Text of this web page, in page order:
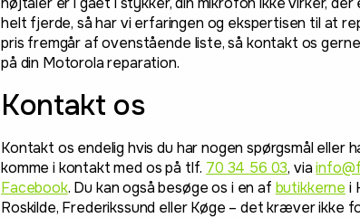
helt fjerde, så har vi erfaringen og ekspertisen til at
pris fremgår af ovenstående liste, så kontakt os
på din Motorola reparation.
Kontakt os
Kontakt os endelig hvis du har nogen spørgsmål eller
komme i kontakt med os på tlf. 70 34 56 03, via
Facebook. Du kan også besøge os i en af butikkerne i
Roskilde, Frederikssund eller Køge – det kræver ikke